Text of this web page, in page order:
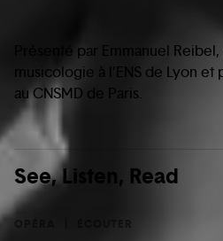
Présenté par Emmanuel
musicologie à l’ENS de Lyon
au CNSMD de Paris.
See, Listen, Read